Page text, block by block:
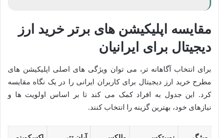
مقایسه اپلیکیشن های برتر خرید ارز
دیجیتال برای ایرانیان
برای انتخاب آگاهانه تر، می توان ویژگی های اصلی اپلیکیشن های
مطرح خرید ارز دیجیتال برای کاربران ایرانی را در یک نگاه مقایسه
کرد. این جدول به افراد کمک می کند تا بر اساس اولویت ها و
نیازهای خود، بهترین گزینه را انتخاب کنند.